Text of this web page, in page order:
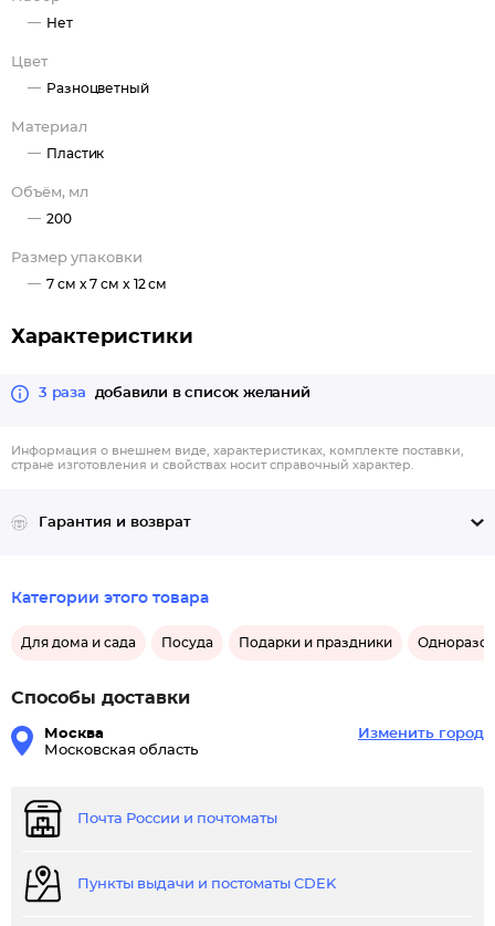
Нет
Цвет
Разноцветный
Материал
Пластик
Объём, мл
200
Размер упаковки
7 см x 7 см x 12 см
Характеристики
3 раза добавили в список желаний
Информация о внешнем виде, характеристиках, комплекте поставки,
стране изготовления и свойствах носит справочный характер.
Гарантия и возврат
Категории этого товара
Для дома и сада Посуда Подарки и праздники
Способы доставки
Москва
Московская область
Изменить город
Почта России и почтоматы
Пункты выдачи и постоматы CDEK